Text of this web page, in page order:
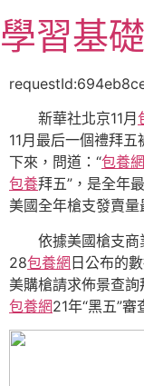
至
主
學習基
新華社北京11月
11月最后一個禮拜
下來，問道：“包養
包養拜五”，是全年
美國全年槍支發賣量
依據美國槍支商
28包養網日公布的
美購槍請求佈景查
包養網21年“黑五”